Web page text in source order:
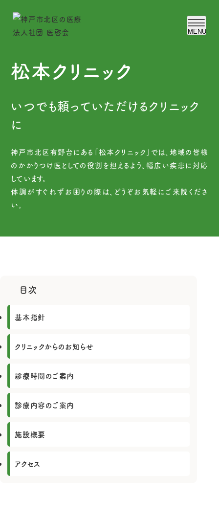
MENU
医啓会について
検査予約フォーム
松本クリニックについて
美容皮膚科
一般外来
予防接種について
訪問看護ステーションはなみずき
はなみずきのご利用案内
まごころのご利用案内
介護付き有料老人ホームおもいやり
おもいやりのご利用案内
松本クリニック
いつでも頼っていただけるクリニック
に
神戸市北区有野台にある「松本クリニック」では、地域の皆様
のかかりつけ医としての役割を担えるよう、幅広い疾患に対応
しています。
体調がすぐれずお困りの際は、どうぞお気軽にご来院くださ
い。
目次
基本指針
クリニックからのお知らせ
診療時間のご案内
診療内容のご案内
施設概要
アクセス